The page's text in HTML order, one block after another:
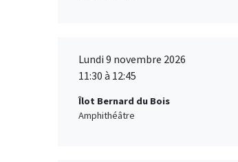
Lundi 9 novembre 2026
11:30 à 12:45
Îlot Bernard du Bois
Amphithéâtre